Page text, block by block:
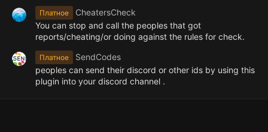
Платное
CheatersCheck
You can stop and call the peoples that got
reports/cheating/or doing against the rules for check.
Платное
SendCodes
peoples can send their discord or other ids by using this
plugin into your discord channel .